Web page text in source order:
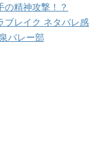
精神攻撃！？
ブレイク ネタバレ感
バレー部